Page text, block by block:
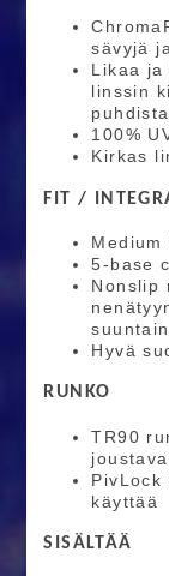
sävyjä
Likaa ja
linssin
100%
Kirkas
FIT /
5-base
Nonslip
Hyvä
RUNKO
TR90
PivLock
käyttää
SISÄLTÄÄ